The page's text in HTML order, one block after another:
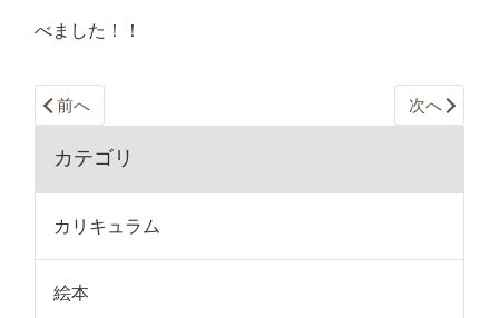
べました！！
前へ 次へ
カテゴリ
カリキュラム
絵本